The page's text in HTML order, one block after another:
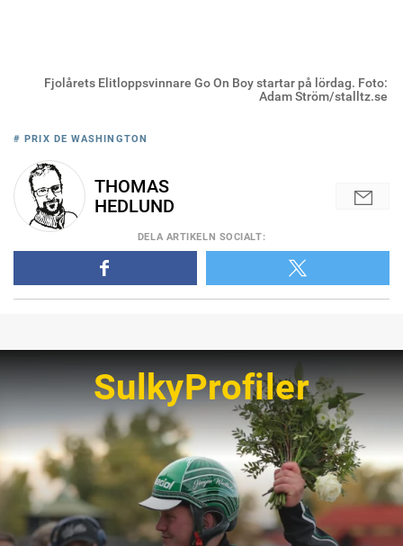
Fjolårets Elitloppsvinnare Go On Boy startar på lördag. Foto:
Adam Ström/stalltz.se
# PRIX DE WASHINGTON
THOMAS
HEDLUND
DELA ARTIKELN SOCIALT:
SulkyProfiler